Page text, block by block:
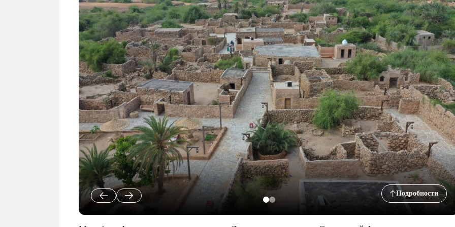
Подробности